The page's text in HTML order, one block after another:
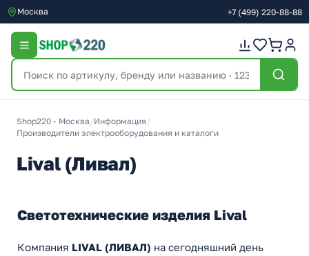
Москва +7 (499) 220-88-88
Shop220 - Москва /Информация /
Производители электрооборудования и каталоги
Lival (Ливал)
Светотехнические изделия Lival
Компания LIVAL (ЛИВАЛ) на сегодняшний день